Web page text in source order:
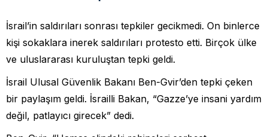
İsrail’in saldırıları sonrası tepkiler gecikmedi. On binlerce
kişi sokaklara inerek saldırıları protesto etti. Birçok ülke
ve uluslararası kuruluştan tepki geldi.
İsrail Ulusal Güvenlik Bakanı Ben-Gvir’den tepki çeken
bir paylaşım geldi. İsrailli Bakan, “Gazze’ye insani yardım
değil, patlayıcı girecek” dedi.